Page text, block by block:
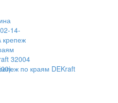
по краям DEKraft